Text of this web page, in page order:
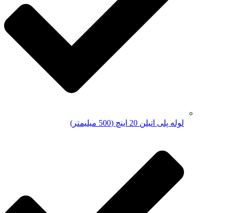
لوله پلی اتیلن 20 اینچ (500 میلیمتر)